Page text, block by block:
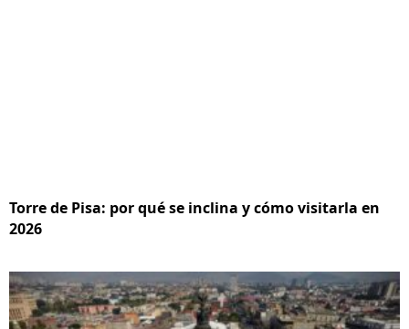
Torre de Pisa: por qué se inclina y cómo visitarla en
2026